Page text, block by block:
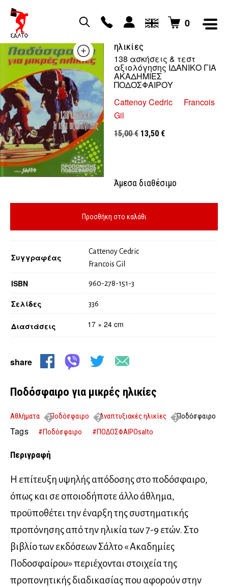
0
ηλικίες
138 ασκήσεις & τεστ
αξιολόγησης ΙΔΑΝΙΚΟ ΓΙΑ
ΑΚΑΔΗΜΙΕΣ
ΠΟΔΟΣΦΑΙΡΟΥ
Cattenoy Cedric
Francois
Gil
15,00€ Original
13,50 €Η
13,50 €.
Άμεσα διαθέσιμο
Προσθήκη στο καλάθι
Διαστάσεις 17 × 24 cm
Συγγραφέας
Cattenoy Cedric
Francois Gil
ISBN 960-278-151-3
Σελίδες 336
share
Ποδόσφαιρο για μικρές ηλικίες
Αθλήματα Ποδόσφαιρο Αναπτυξιακές ηλικίες
Ποδόσφαιρο
για μικρές ηλικίες
Tags #Ποδόσφαιρο #ΠΟΔΟΣΦΑΙΡΟsalto
Περιγραφή
H επίτευξη υψηλής απόδοσης στο ποδόσφαιρο,
όπως και σε οποιοδήποτε άλλο άθλημα,
προϋποθέτει την έναρξη της συστηματικής
προπόνησης από την ηλικία των 7-9 ετών. Στο
βιβλίο των εκδόσεων Σάλτο « Ακαδημίες
Ποδοσφαίρου» περιέχονται στοιχεία της
προπονητικής διαδικασίας που αφορούν στην